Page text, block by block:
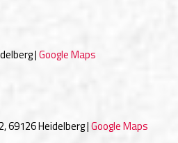
|Google Maps
69126 Heidelberg |Google Maps